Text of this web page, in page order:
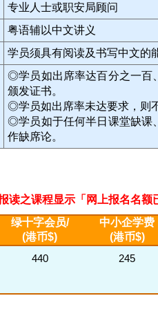
专业人士或职安局顾问
粤语辅以中文讲义
学员须具有阅读及书写中文的
◎学员如出席率达百分之一百
颁发证书。
◎学员如出席率未达要求，则
◎学员如于任何半日课堂缺课
作缺席论。
读之课程显示「网上报名名
绿十字会员/
(港币$)
中小企学费
(港币$)
440 245